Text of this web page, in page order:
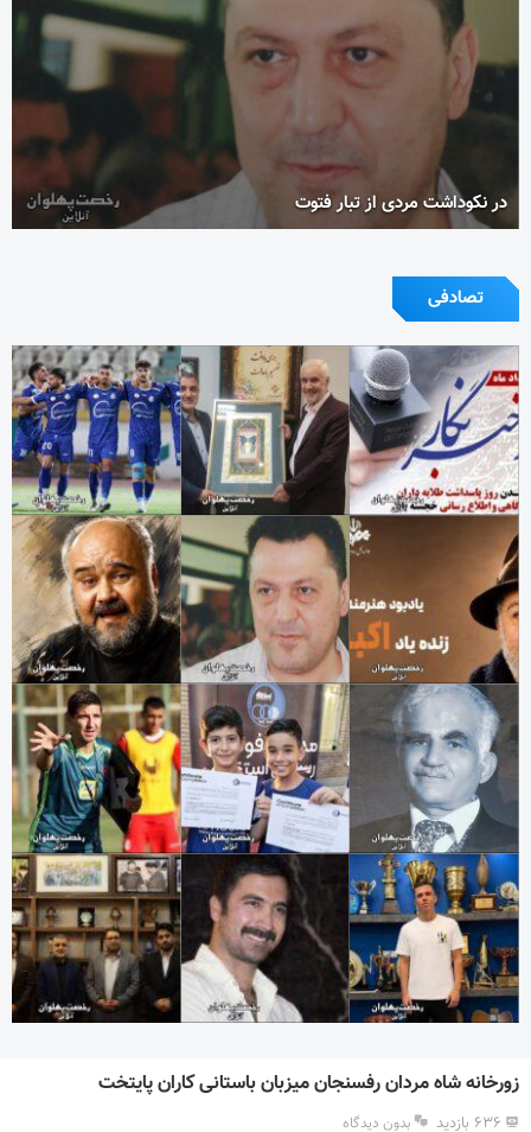
در نکوداشت مردی از تبار فتوت
تصادفی
زورخانه شاه مردان رفسنجان میزبان باستانی کاران پایتخت
۶۳۶ بازدید بدون دیدگاه